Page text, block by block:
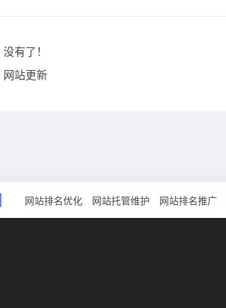
没有了！
网站更新
网站排名优化 网站托管维护 网站排名推广